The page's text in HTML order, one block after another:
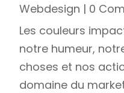
Webdesign | 0
Les couleurs
notre humeur,
choses et nos
domaine du